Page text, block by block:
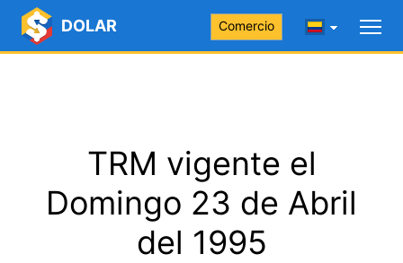
DOLAR Comercio
TRM vigente el
Domingo 23 de Abril
del 1995